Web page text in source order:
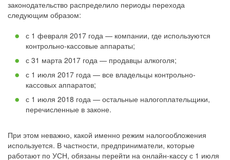
законодательство распределило периоды перехода
следующим образом:
с 1 февраля 2017 года — компании, где используются
контрольно-кассовые аппараты;
с 31 марта 2017 года — продавцы алкоголя;
с 1 июля 2017 года — все владельцы контрольно-
кассовых аппаратов;
с 1 июля 2018 года — остальные налогоплательщики,
перечисленные в законе.
При этом неважно, какой именно режим налогообложения
используется. В частности, предприниматели, которые
работают по УСН, обязаны перейти на онлайн-кассу с 1 июля